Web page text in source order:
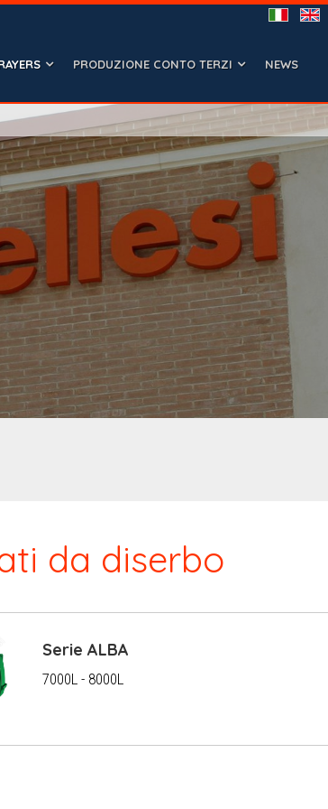
PRODUZIONE CONTO TERZI NEWS
da diserbo
Serie ALBA
7000L - 8000L